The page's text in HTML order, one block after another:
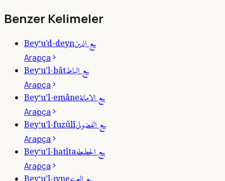
Benzer Kelimeler
Bey‘u’d-deynبيع الدين
Arapça
Bey‘u’l-bâtبيع الباط
Arapça
Bey‘u’l-emâneبيع الامانة
Arapça
Bey‘u’l-fuzûlîبيع الفضولى
Arapça
Bey‘u’l-hatîtaبيع الحطيطه
Arapça
Bey‘u’l-ıyne